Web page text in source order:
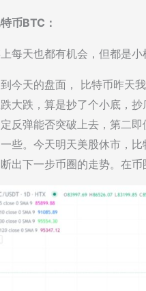
币BTC：
每天也都有机会，但都是小
今天的盘面， 比特币昨天
大跌，算是抄了个小底，
反弹能否突破上去，第二
些。今天明天美股休市，
出下一步币圈的走势。在